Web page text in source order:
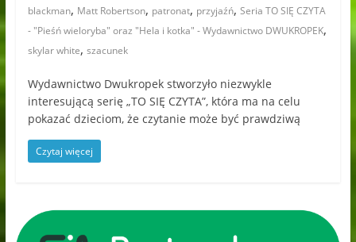
blackman, Matt Robertson, patronat, przyjaźń, Seria TO SIĘ CZYTA
- "Pieśń wieloryba" oraz "Hela i kotka" - Wydawnictwo DWUKROPEK,
skylar white, szacunek
Wydawnictwo Dwukropek stworzyło niezwykle
interesującą serię „TO SIĘ CZYTA”, która ma na celu
pokazać dzieciom, że czytanie może być prawdziwą
Czytaj więcej